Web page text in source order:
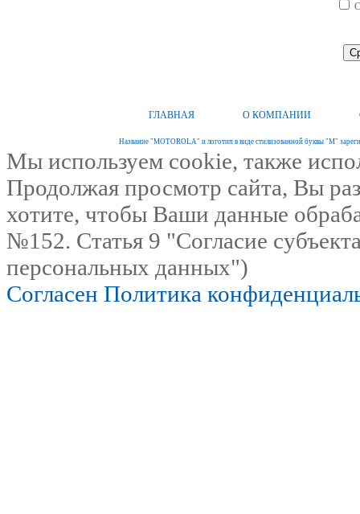
ГЛАВНАЯ О КОМПАНИИ
Название "MOTOROLA" и логотип в виде стилизованной буквы "M"
Мы используем cookie, также
Продолжая просмотр сайта, Вы
хотите, чтобы Ваши данные
№152. Статья 9 "Согласие
персональных данных")
Согласен Политика